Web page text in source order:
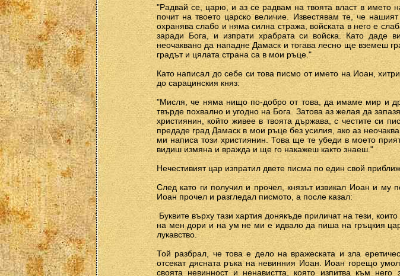
"Радвай се, царю, и аз се радвам на твоята власт в
почит на твоето царско величие. Известявам те, че
охранява слабо и няма силна стража, войската в него е
заради Бога, и изпрати храбрата си войска. Като
неочаквано да нападне Дамаск и тогава лесно ще вземеш
градът и цялата страна са в мои ръце."
Като написал до себе си това писмо от името на Иоан,
до сарацинския княз:
"Мисля, че няма нищо по-добро от това, да имаме мир и
твърде похвално и угодно на Бога. Затова аз желая да
християнин, който живее в твоята държава, с честите
предаде град Дамаск в мои ръце без усилия, ако аз
ми написа този християнин. Това ще те убеди в моето
видиш измяна и вражда и ще го накажеш както знаеш."
Нечестивият цар изпратил двете писма по един свой
След като ги получил и прочел, князът извикал Иоан и
Иоан прочел и разгледал писмото, а после казал:
Буквите върху тази хартия донякъде приличат на тези,
на мен дори и на ум не ми е идвало да пиша на гръцкия
лукавство.
Той разбрал, че това е дело на вражеската и зла
отсекат дясната ръка на невинния Иоан. Иоан горещо
своята невинност и ненавистта, която изпитва към